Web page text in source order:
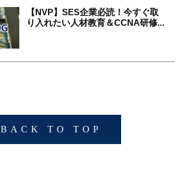
【NVP】SES企業必読！今すぐ取
り入れたい人材教育＆CCNA研修...
BACK TO TOP